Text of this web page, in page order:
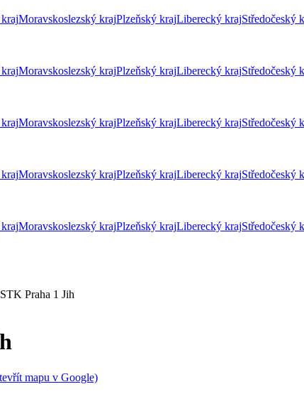
Moravskoslezský krajPlzeňský krajLiberecký krajStředočeský
Moravskoslezský krajPlzeňský krajLiberecký krajStředočeský
Moravskoslezský krajPlzeňský krajLiberecký krajStředočeský
Moravskoslezský krajPlzeňský krajLiberecký krajStředočeský
Moravskoslezský krajPlzeňský krajLiberecký krajStředočeský
STK Praha 1 Jih
mapu v Google)